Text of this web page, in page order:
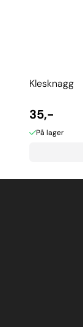
Klesknagg
35,-
På lager